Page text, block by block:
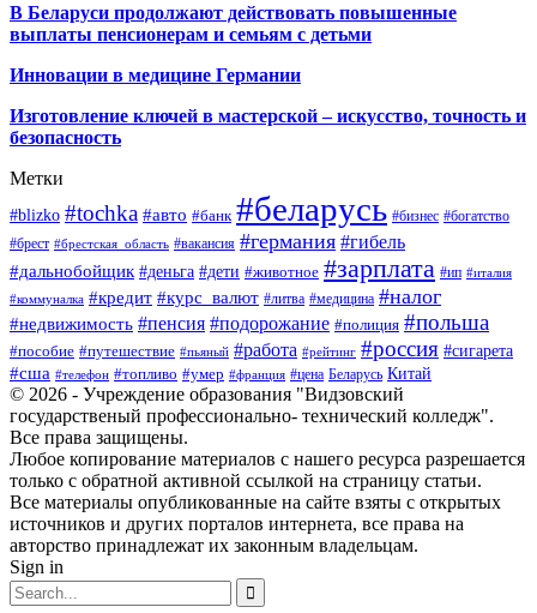
В Беларуси продолжают действовать повышенные
выплаты пенсионерам и семьям с детьми
Инновации в медицине Германии
Изготовление ключей в мастерской – искусство, точность и
безопасность
Метки
#blizko #tochka #авто #банк #беларусь #бизнес #богатство
#брест #брестская_область #вакансия #германия #гибель
#дальнобойщик #деньга #дети #животное #зарплата #ип #италия
#коммуналка #кредит #курс_валют #литва #медицина #налог
#недвижимость #пенсия #подорожание #полиция #польша
#пособие #путешествие #пьяный #работа #рейтинг #россия #сигарета
#сша #телефон #топливо #умер #франция #цена Беларусь Китай
© 2026 - Учреждение образования "Видзовский
государственый профессионально- технический колледж".
Все права защищены.
Любое копирование материалов с нашего ресурса разрешается
только с обратной активной ссылкой на страницу статьи.
Все материалы опубликованные на сайте взяты с открытых
источников и других порталов интернета, все права на
авторство принадлежат их законным владельцам.
Sign in